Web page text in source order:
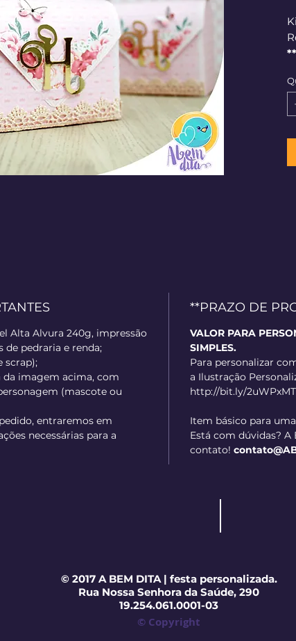
Alta Alvura 240g, impressão
de pedraria e renda;
scrap);
imagem acima, com
(mascote ou
entraremos em
necessárias para a
**PRAZO DE
VALOR PARA
SIMPLES.
Para personalizar
a Ilustração
http://bit.ly/2uWPxMT
Item básico para
Está com dúvidas? A
contato!
© 2017 A BEM DITA | festa personalizada.
Rua Nossa Senhora da Saúde, 290
19.254.061.0001-03
© Copyright